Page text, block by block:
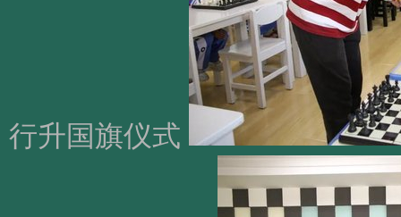
行升国旗仪式